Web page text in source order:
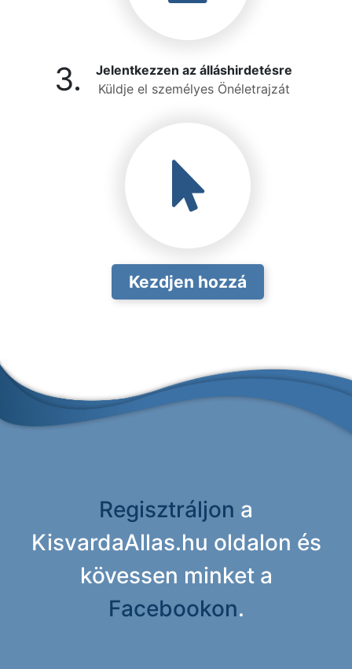
3.
Jelentkezzen az álláshirdetésre
Küldje el személyes Önéletrajzát
Kezdjen hozzá
Regisztráljon a
KisvardaAllas.hu oldalon és
kövessen minket a
Facebookon.